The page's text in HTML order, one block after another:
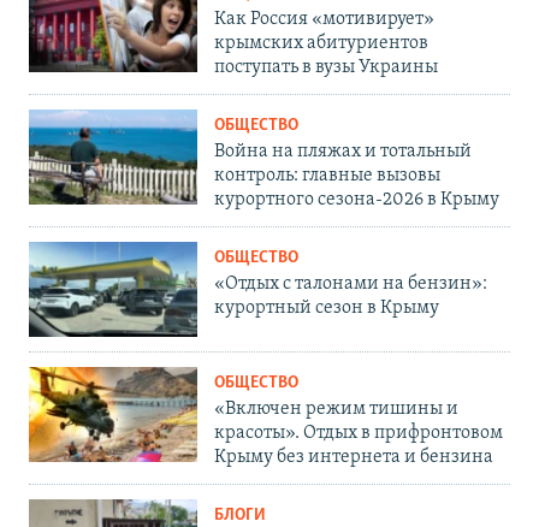
Как Россия «мотивирует»
крымских абитуриентов
поступать в вузы Украины
ОБЩЕСТВО
Война на пляжах и тотальный
контроль: главные вызовы
курортного сезона-2026 в Крыму
ОБЩЕСТВО
«Отдых с талонами на бензин»:
курортный сезон в Крыму
ОБЩЕСТВО
«Включен режим тишины и
красоты». Отдых в прифронтовом
Крыму без интернета и бензина
БЛОГИ